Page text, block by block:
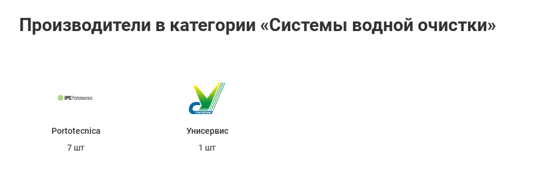
Производители в категории «Системы водной очистки»
Portotecnica
7 шт
Унисервис
1 шт